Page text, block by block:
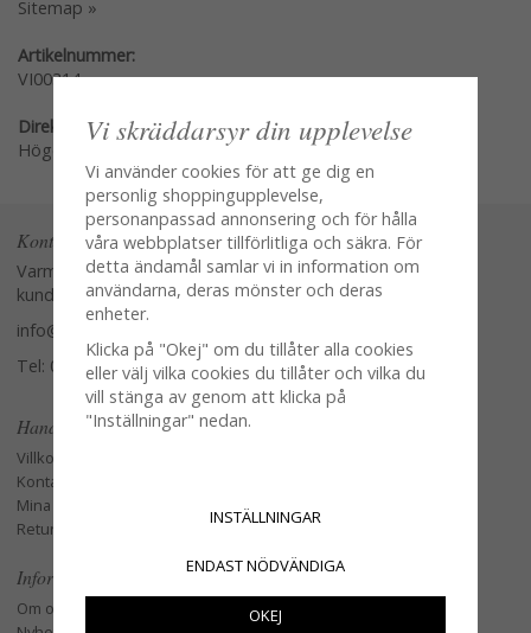
Sitemap »
Artikelnummer:
VI00314
Direktlänk:
Högerklicka och kopiera adressen
Kontakta oss
Varmt välkommen att kontakta vår
kundtjänst.
info@glasverandan.se
Tel: 079-3495968
Handla
Villkor
Kontakta oss
Mina favoriter
Retur och Reklamation
Information
Om oss
Vi skräddarsyr din upplevelse
Vi använder cookies för att ge dig en
personlig shoppingupplevelse,
personanpassad annonsering och för hålla
våra webbplatser tillförlitliga och säkra. För
detta ändamål samlar vi in information om
användarna, deras mönster och deras
enheter.
Klicka på "Okej" om du tillåter alla cookies
eller välj vilka cookies du tillåter och vilka du
vill stänga av genom att klicka på
"Inställningar" nedan.
INSTÄLLNINGAR
ENDAST NÖDVÄNDIGA
OKEJ